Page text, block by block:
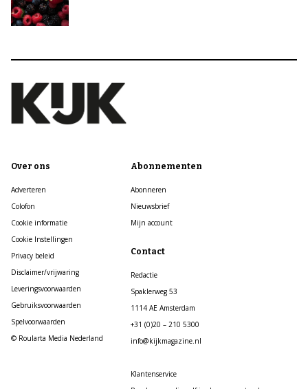
Over ons
Adverteren
Colofon
Cookie informatie
Cookie Instellingen
Privacy beleid
Disclaimer/vrijwaring
Leveringsvoorwaarden
Gebruiksvoorwaarden
Spelvoorwaarden
© Roularta Media Nederland
Abonnementen
Abonneren
Nieuwsbrief
Mijn account
Contact
Redactie
Spaklerweg 53
1114 AE Amsterdam
+31 (0)20 – 210 5300
info@kijkmagazine.nl
Klantenservice